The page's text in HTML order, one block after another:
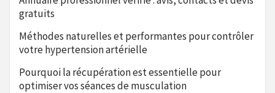
gratuits
Méthodes naturelles et performantes pour contrôler
votre hypertension artérielle
Pourquoi la récupération est essentielle pour
optimiser vos séances de musculation